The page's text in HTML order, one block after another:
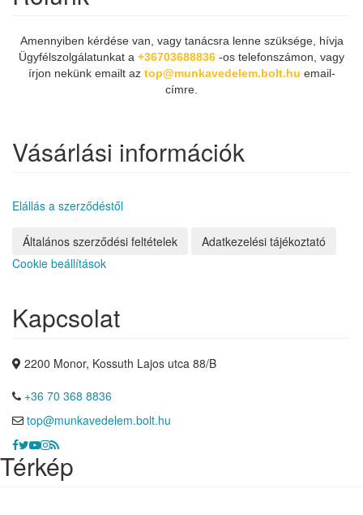
Amennyiben kérdése van, vagy tanácsra lenne szüksége, hívja
Ügyfélszolgálatunkat a +36703688836 -os telefonszámon, vagy
írjon nekünk emailt az top@munkavedelem.bolt.hu email-
címre.
Vásárlási információk
Elállás a szerződéstől
Általános szerződési feltételek
Adatkezelési tájékoztató
Cookie beállítások
Kapcsolat
2200 Monor, Kossuth Lajos utca 88/B
+36 70 368 8836
top@munkavedelem.bolt.hu
Térkép